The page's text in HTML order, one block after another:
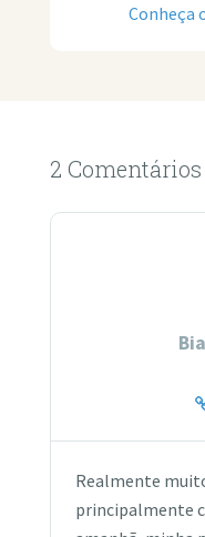
Conheça
2 Comentários
Realmente
principalmente